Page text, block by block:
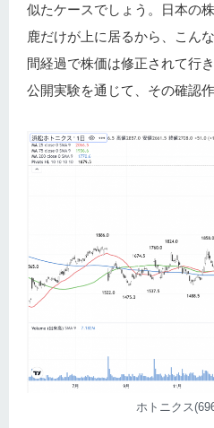
似たケースでしょう。日本の
鹿だけが上に居るから、こん
間経過で株価は修正されて行
公開実験を通じて、その確認
ホトニクス